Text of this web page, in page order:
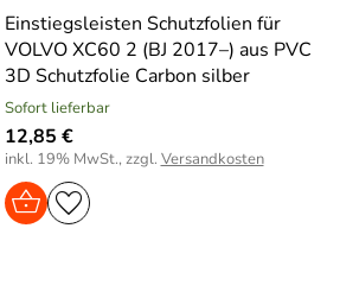
Einstiegsleisten Schutzfolien für
VOLVO XC60 2 (BJ 2017–) aus PVC
3D Schutzfolie Carbon silber
Sofort lieferbar
12,85 €
inkl. 19% MwSt., zzgl. Versandkosten